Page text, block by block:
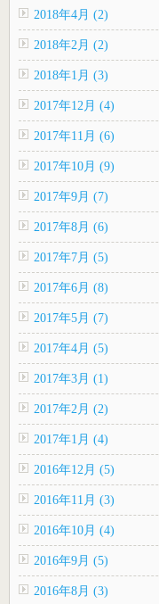
2018年4月 (2)
2018年2月 (2)
2018年1月 (3)
2017年12月 (4)
2017年11月 (6)
2017年10月 (9)
2017年9月 (7)
2017年8月 (6)
2017年7月 (5)
2017年6月 (8)
2017年5月 (7)
2017年4月 (5)
2017年3月 (1)
2017年2月 (2)
2017年1月 (4)
2016年12月 (5)
2016年11月 (3)
2016年10月 (4)
2016年9月 (5)
2016年8月 (3)